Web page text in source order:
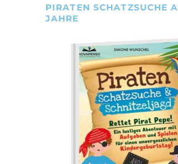
PIRATEN SCHATZSUCHE
JAHRE